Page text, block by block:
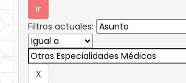
Filtros actuales: